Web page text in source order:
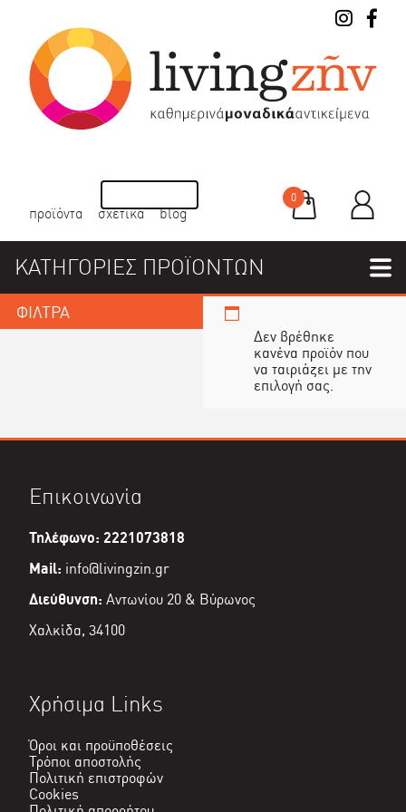
προϊόντα σχετικά blog
0
ΚΑΤΗΓΟΡΙΕΣ ΠΡΟΪΟΝΤΩΝ
ΦΙΛΤΡΑ
Δεν βρέθηκε
κανένα προϊόν που
να ταιριάζει με την
επιλογή σας.
Επικοινωνία
Τηλέφωνο: 2221073818
Mail: info@livingzin.gr
Διεύθυνση: Αντωνίου 20 & Βύρωνος
Χαλκίδα, 34100
Χρήσιμα Links
Όροι και προϋποθέσεις
Τρόποι αποστολής
Πολιτική επιστροφών
Cookies